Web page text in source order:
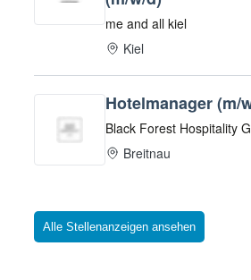
Alle Stellenanzeigen ansehen